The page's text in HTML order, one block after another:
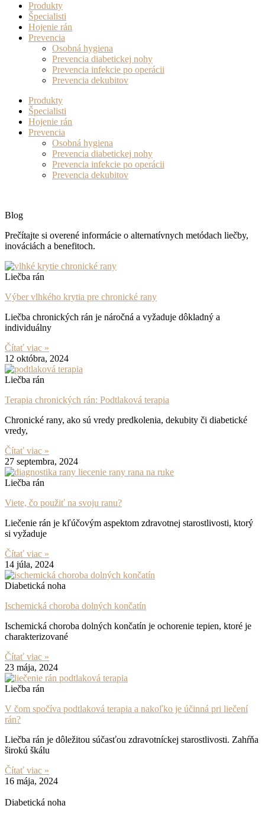
Produkty
Špecialisti
Hojenie rán
Prevencia
Osobná hygiena
Prevencia diabetickej nohy
Prevencia infekcie po operácii
Prevencia dekubitov
Produkty
Špecialisti
Hojenie rán
Prevencia
Osobná hygiena
Prevencia diabetickej nohy
Prevencia infekcie po operácii
Prevencia dekubitov
Blog
Prečítajte si overené informácie o alternatívnych metódach liečby,
inováciách a benefitoch.
Liečba rán
Výber vlhkého krytia pre chronické rany
Liečba chronických rán je náročná a vyžaduje dôkladný a
individuálny
Čítať viac »
12 októbra, 2024
Liečba rán
Terapia chronických rán: Podtlaková terapia
Chronické rany, ako sú vredy predkolenia, dekubity či diabetické
vredy,
Čítať viac »
27 septembra, 2024
Liečba rán
Viete, čo použiť na svoju ranu?
Liečenie rán je kľúčovým aspektom zdravotnej starostlivosti, ktorý
si vyžaduje
Čítať viac »
14 júla, 2024
Diabetická noha
Ischemická choroba dolných končatín
Ischemická choroba dolných končatín je ochorenie tepien, ktoré je
charakterizované
Čítať viac »
23 mája, 2024
Liečba rán
V čom spočíva podtlaková terapia a nakoľko je účinná pri liečení
rán?
Liečba rán je dôležitou súčasťou zdravotníckej starostlivosti. Zahŕňa
širokú škálu
Čítať viac »
16 mája, 2024
Diabetická noha